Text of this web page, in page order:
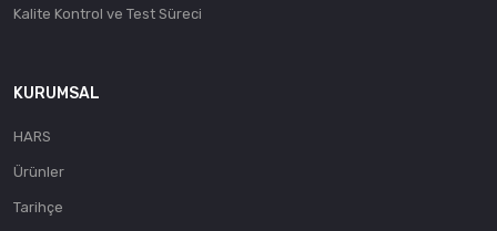
Kalite Kontrol ve Test Süreci
KURUMSAL
HARS
Ürünler
Tarihçe